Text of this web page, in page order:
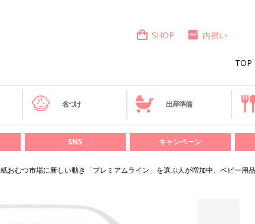
TOP
SHOP 内祝い
名づけ 出産準備
SNS キャンペーン
紙おむつ市場に新しい動き「プレミアムライン」を選ぶ人が増加中、ベビー用